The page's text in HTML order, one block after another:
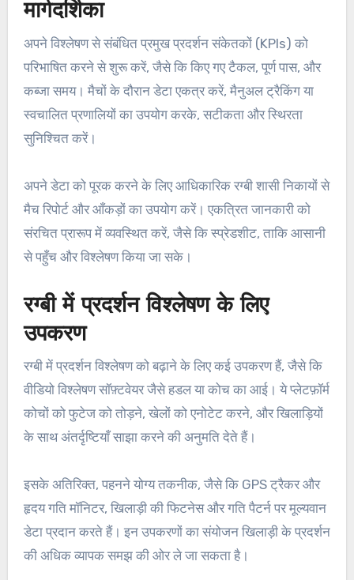
मार्गदर्शिका
अपने विश्लेषण से संबंधित प्रमुख प्रदर्शन संकेतकों (KPIs) को
परिभाषित करने से शुरू करें, जैसे कि किए गए टैकल, पूर्ण पास, और
कब्जा समय। मैचों के दौरान डेटा एकत्र करें, मैनुअल ट्रैकिंग या
स्वचालित प्रणालियों का उपयोग करके, सटीकता और स्थिरता
सुनिश्चित करें।
अपने डेटा को पूरक करने के लिए आधिकारिक रग्बी शासी निकायों से
मैच रिपोर्ट और आँकड़ों का उपयोग करें। एकत्रित जानकारी को
संरचित प्रारूप में व्यवस्थित करें, जैसे कि स्प्रेडशीट, ताकि आसानी
से पहुँच और विश्लेषण किया जा सके।
रग्बी में प्रदर्शन विश्लेषण के लिए
उपकरण
रग्बी में प्रदर्शन विश्लेषण को बढ़ाने के लिए कई उपकरण हैं, जैसे कि
वीडियो विश्लेषण सॉफ़्टवेयर जैसे हडल या कोच का आई। ये प्लेटफ़ॉर्म
कोचों को फुटेज को तोड़ने, खेलों को एनोटेट करने, और खिलाड़ियों
के साथ अंतर्दृष्टियाँ साझा करने की अनुमति देते हैं।
इसके अतिरिक्त, पहनने योग्य तकनीक, जैसे कि GPS ट्रैकर और
हृदय गति मॉनिटर, खिलाड़ी की फिटनेस और गति पैटर्न पर मूल्यवान
डेटा प्रदान करते हैं। इन उपकरणों का संयोजन खिलाड़ी के प्रदर्शन
की अधिक व्यापक समझ की ओर ले जा सकता है।